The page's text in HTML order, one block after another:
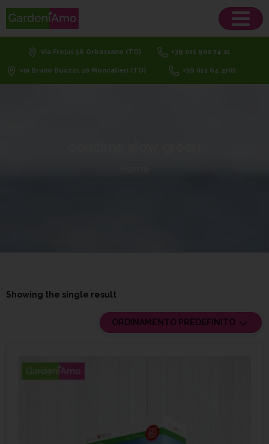
Via Frejus 56 Orbassano (TO) +39 011 900 74 21
via Bruno Buozzi, 20 Moncalieri (TO) +39 011 64 2705
Showing the single result
ORDINAMENTO PREDEFINITO